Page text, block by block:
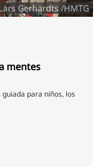
Gerhardts /HMTG
mentes
para niños, los